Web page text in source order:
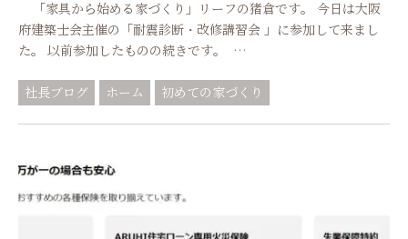
「家具から始める家づくり」リーフの猪倉です。 今日は大阪
府建築士会主催の「耐震診断・改修講習会 」に参加して来まし
た。 以前参加したものの続きです。 …
社長ブログ ホーム 初めての家づくり